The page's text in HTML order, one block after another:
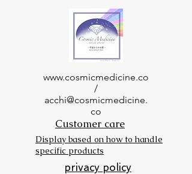
www.cosmicmedicine.co
/
acchi@cosmicmedicine.
co
Customer care
Display based on how to handle
specific products
privacy policy